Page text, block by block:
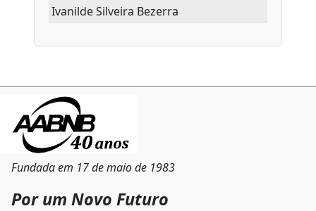
Ivanilde Silveira Bezerra
Fundada em 17 de maio de 1983
Por um Novo Futuro